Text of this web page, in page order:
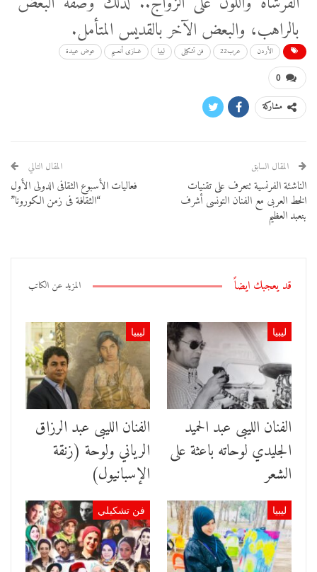
بالراهب، والبعض الآخر بالقديس المتأمل.
الأردن عرب22 فن تشكيلى ليبيا غــازى أنعــيم عوض عبيدة
0
مشاركة
المقال السابق
الناشئة الفرنسية تتعرف على تقنيات
الخط العربى مع الفنان التونسى أشرف
بنعبد العظيم
المقال التالي
فعاليات الأسبوع الثقافى الدولى الأول
“الثقافة فى زمن الكورونا”
قد يعجبك ايضاً المزيد عن الكاتب
ليبيا
الفنان الليبى عبد الحميد
الجليدي لوحاته باعثة على
الشعر
ليبيا
الفنان الليبى عبد الرزاق
الرياني ولوحة (زنقة
الإسبانيول)
ليبيا فن تشكيلي